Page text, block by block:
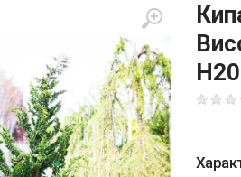
Rating: